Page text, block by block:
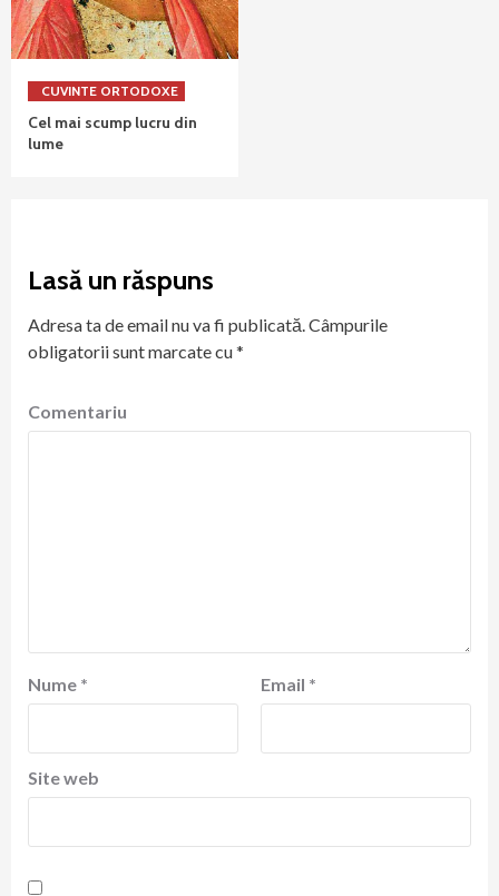
CUVINTE ORTODOXE
Cel mai scump lucru din
lume
Lasă un răspuns
Adresa ta de email nu va fi publicată.Câmpurile
obligatorii sunt marcate cu*
Comentariu
Nume * Email *
Site web